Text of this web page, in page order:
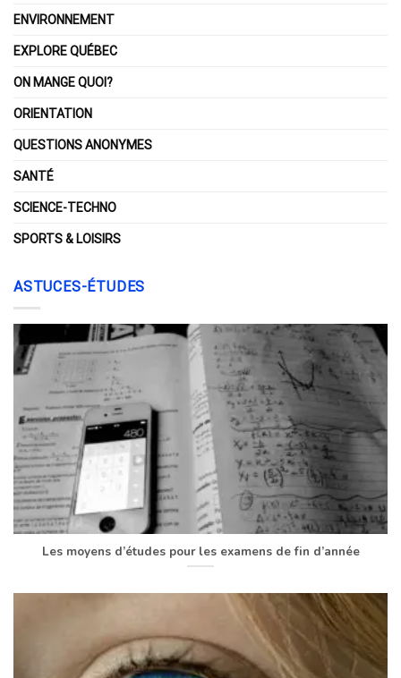
ENVIRONNEMENT
EXPLORE QUÉBEC
ON MANGE QUOI?
ORIENTATION
QUESTIONS ANONYMES
SANTÉ
SCIENCE-TECHNO
SPORTS & LOISIRS
ASTUCES-ÉTUDES
Les moyens d’études pour les examens de fin d’année